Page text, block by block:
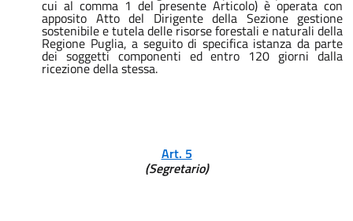
cui al comma 1 del presente Articolo) è operata con
apposito Atto del Dirigente della Sezione gestione
sostenibile e tutela delle risorse forestali e naturali della
Regione Puglia, a seguito di specifica istanza da parte
dei soggetti componenti ed entro 120 giorni dalla
ricezione della stessa.
Art. 5
(Segretario)